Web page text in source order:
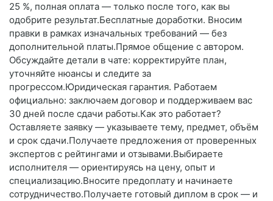
25 %, полная оплата — только после того, как вы
одобрите результат.Бесплатные доработки. Вносим
правки в рамках изначальных требований — без
дополнительной платы.Прямое общение с автором.
Обсуждайте детали в чате: корректируйте план,
уточняйте нюансы и следите за
прогрессом.Юридическая гарантия. Работаем
официально: заключаем договор и поддерживаем вас
30 дней после сдачи работы.Как это работает?
Оставляете заявку — указываете тему, предмет, объём
и срок сдачи.Получаете предложения от проверенных
экспертов с рейтингами и отзывами.Выбираете
исполнителя — ориентируясь на цену, опыт и
специализацию.Вносите предоплату и начинаете
сотрудничество.Получаете готовый диплом в срок — и